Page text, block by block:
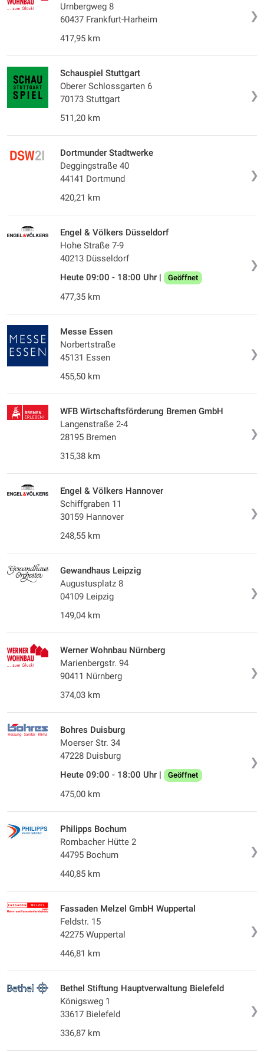
❯
Urnbergweg 8
60437 Frankfurt-Harheim
417,95 km
❯
Schauspiel Stuttgart
Oberer Schlossgarten 6
70173 Stuttgart
511,20 km
❯
Dortmunder Stadtwerke
Deggingstraße 40
44141 Dortmund
420,21 km
❯
Engel & Völkers Düsseldorf
Hohe Straße 7-9
40213 Düsseldorf
Heute 09:00 - 18:00 Uhr |
Geöffnet
477,35 km
❯
Messe Essen
Norbertstraße
45131 Essen
455,50 km
❯
WFB Wirtschaftsförderung Bremen GmbH
Langenstraße 2-4
28195 Bremen
315,38 km
❯
Engel & Völkers Hannover
Schiffgraben 11
30159 Hannover
248,55 km
❯
Gewandhaus Leipzig
Augustusplatz 8
04109 Leipzig
149,04 km
❯
Werner Wohnbau Nürnberg
Marienbergstr. 94
90411 Nürnberg
374,03 km
❯
Bohres Duisburg
Moerser Str. 34
47228 Duisburg
Heute 09:00 - 18:00 Uhr |
Geöffnet
475,00 km
❯
Philipps Bochum
Rombacher Hütte 2
44795 Bochum
440,85 km
❯
Fassaden Melzel GmbH Wuppertal
Feldstr. 15
42275 Wuppertal
446,81 km
❯
Bethel Stiftung Hauptverwaltung Bielefeld
Königsweg 1
33617 Bielefeld
336,87 km